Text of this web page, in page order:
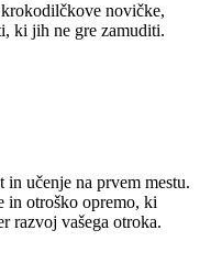
krokodilčkove novičke,
ki jih ne gre zamuditi.
učenje na prvem mestu.
in otroško opremo, ki
razvoj vašega otroka.